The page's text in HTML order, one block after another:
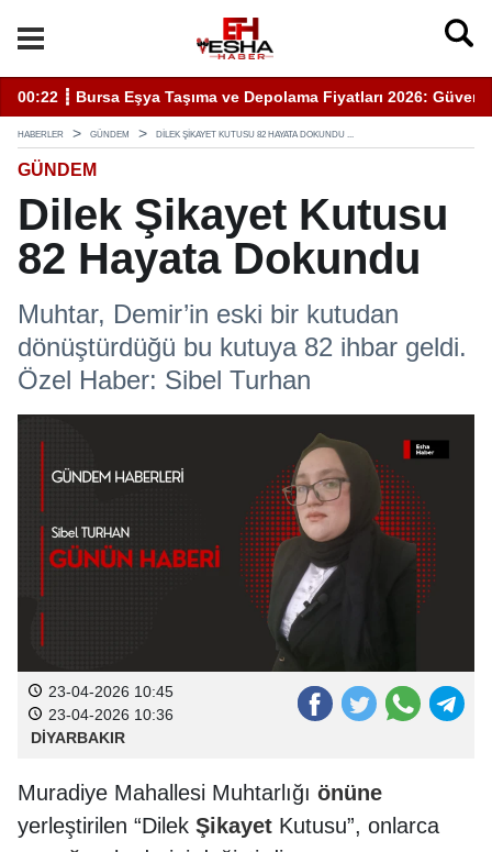
Hizmet İçin Bilinmesi Gerekenler
20:05 ┋ Semra Eyüpoğlu Zafer Partisi’nde.
HABERLER GÜNDEM DILEK ŞIKAYET KUTUSU 82 HAYATA DOKUNDU ...
GÜNDEM
Dilek Şikayet Kutusu
82 Hayata Dokundu
Muhtar, Demir’in eski bir kutudan
dönüştürdüğü bu kutuya 82 ihbar geldi.
Özel Haber: Sibel Turhan
23-04-2026 10:45
23-04-2026 10:36
DİYARBAKIR
Muradiye Mahallesi Muhtarlığı önüne
yerleştirilen “Dilek Şikayet Kutusu”, onlarca